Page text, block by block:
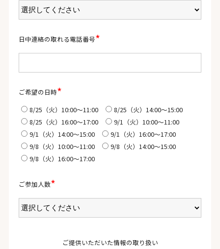
日中連絡の取れる電話番号*
ご希望の日時*
8/25（火）10:00〜11:00
8/25（火）14:00〜15:00
8/25（火）16:00〜17:00
9/1（火）10:00〜11:00
9/1（火）14:00〜15:00
9/1（火）16:00〜17:00
9/8（火）10:00〜11:00
9/8（火）14:00〜15:00
9/8（火）16:00〜17:00
ご参加人数*
ご提供いただいた情報の取り扱い